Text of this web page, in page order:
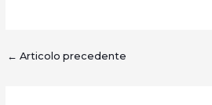
← Articolo precedente